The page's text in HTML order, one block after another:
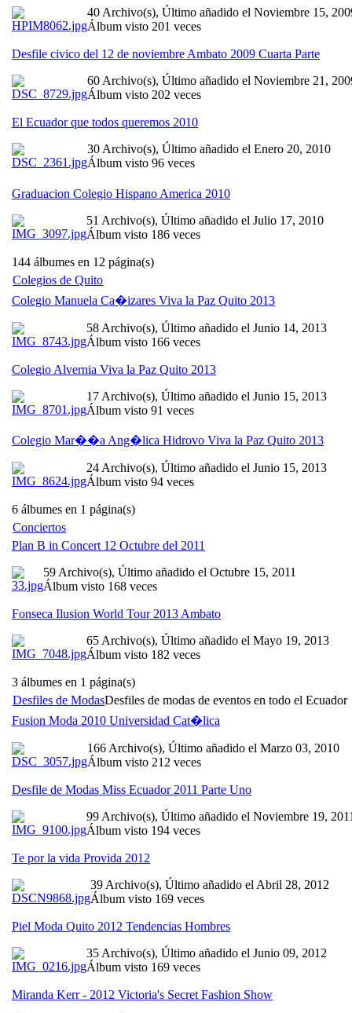
40 Archivo(s), Último añadido el Noviembre 15,
Álbum visto 201 veces
Desfile civico del 12 de noviembre Ambato 2009 Cuarta Parte
60 Archivo(s), Último añadido el Noviembre 21,
Álbum visto 202 veces
El Ecuador que todos queremos 2010
30 Archivo(s), Último añadido el Enero 20, 2010
Álbum visto 96 veces
Graduacion Colegio Hispano America 2010
51 Archivo(s), Último añadido el Julio 17, 2010
Álbum visto 186 veces
144 álbumes en 12 página(s)
Colegios de Quito
Colegio Manuela Ca�izares Viva la Paz Quito 2013
58 Archivo(s), Último añadido el Junio 14, 2013
Álbum visto 166 veces
Colegio Alvernia Viva la Paz Quito 2013
17 Archivo(s), Último añadido el Junio 15, 2013
Álbum visto 91 veces
Colegio Mar��a Ang�lica Hidrovo Viva la Paz Quito 2013
24 Archivo(s), Último añadido el Junio 15, 2013
Álbum visto 94 veces
6 álbumes en 1 página(s)
Conciertos
Plan B in Concert 12 Octubre del 2011
59 Archivo(s), Último añadido el Octubre 15, 2011
Álbum visto 168 veces
Fonseca Ilusion World Tour 2013 Ambato
65 Archivo(s), Último añadido el Mayo 19, 2013
Álbum visto 182 veces
3 álbumes en 1 página(s)
Desfiles de ModasDesfiles de modas de eventos en todo el Ecuador
Fusion Moda 2010 Universidad Cat�lica
166 Archivo(s), Último añadido el Marzo 03, 2010
Álbum visto 212 veces
Desfile de Modas Miss Ecuador 2011 Parte Uno
99 Archivo(s), Último añadido el Noviembre 19,
Álbum visto 194 veces
Te por la vida Provida 2012
39 Archivo(s), Último añadido el Abril 28, 2012
Álbum visto 169 veces
Piel Moda Quito 2012 Tendencias Hombres
35 Archivo(s), Último añadido el Junio 09, 2012
Álbum visto 169 veces
Miranda Kerr - 2012 Victoria's Secret Fashion Show